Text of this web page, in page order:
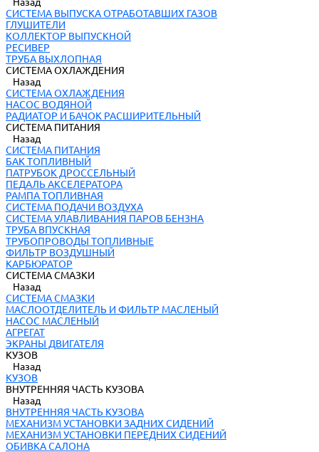
СИСТЕМА ВЫПУСКА ОТРАБОТАВШИХ ГАЗОВ
ГЛУШИТЕЛИ
КОЛЛЕКТОР ВЫПУСКНОЙ
РЕСИВЕР
ТРУБА ВЫХЛОПНАЯ
СИСТЕМА ОХЛАЖДЕНИЯ
Назад
СИСТЕМА ОХЛАЖДЕНИЯ
НАСОС ВОДЯНОЙ
РАДИАТОР И БАЧОК РАСШИРИТЕЛЬНЫЙ
СИСТЕМА ПИТАНИЯ
Назад
СИСТЕМА ПИТАНИЯ
БАК ТОПЛИВНЫЙ
ПАТРУБОК ДРОССЕЛЬНЫЙ
ПЕДАЛЬ АКСЕЛЕРАТОРА
РАМПА ТОПЛИВНАЯ
СИСТЕМА ПОДАЧИ ВОЗДУХА
СИСТЕМА УЛАВЛИВАНИЯ ПАРОВ БЕНЗНА
ТРУБА ВПУСКНАЯ
ТРУБОПРОВОДЫ ТОПЛИВНЫЕ
ФИЛЬТР ВОЗДУШНЫЙ
КАРБЮРАТОР
СИСТЕМА СМАЗКИ
Назад
СИСТЕМА СМАЗКИ
МАСЛООТДЕЛИТЕЛЬ И ФИЛЬТР МАСЛЕНЫЙ
НАСОС МАСЛЕНЫЙ
АГРЕГАТ
ЭКРАНЫ ДВИГАТЕЛЯ
КУЗОВ
Назад
КУЗОВ
ВНУТРЕННЯЯ ЧАСТЬ КУЗОВА
Назад
ВНУТРЕННЯЯ ЧАСТЬ КУЗОВА
МЕХАНИЗМ УСТАНОВКИ ЗАДНИХ СИДЕНИЙ
МЕХАНИЗМ УСТАНОВКИ ПЕРЕДНИХ СИДЕНИЙ
ОБИВКА САЛОНА